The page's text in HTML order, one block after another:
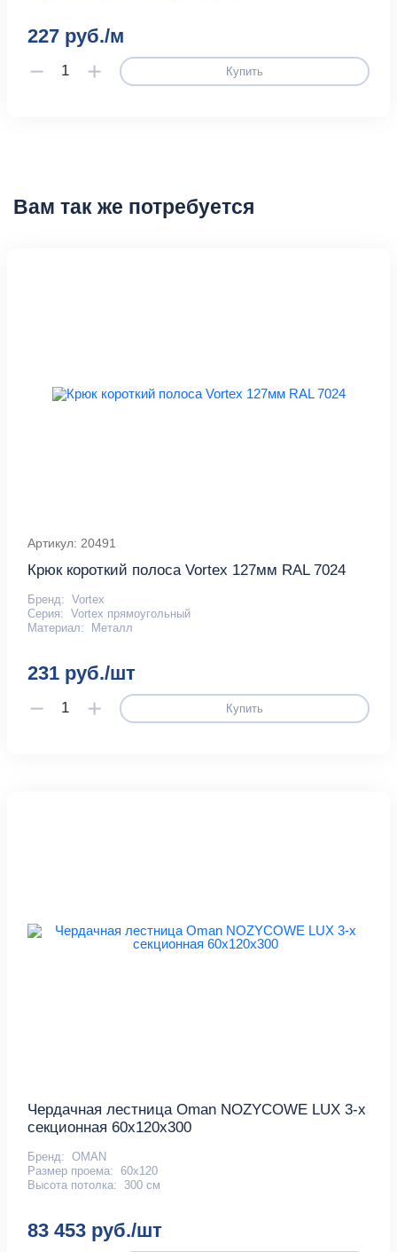
227 руб./м
Купить
Вам так же потребуется
Артикул: 20491
Крюк короткий полоса Vortex 127мм RAL 7024
Бренд: Vortex
Серия: Vortex прямоугольный
Материал:
Металл
231 руб./шт
Купить
Чердачная лестница Oman NOZYCOWE LUX 3-х
секционная 60х120х300
Бренд: OMAN
Размер проема: 60x120
Высота потолка:
300 см
83 453 руб./шт